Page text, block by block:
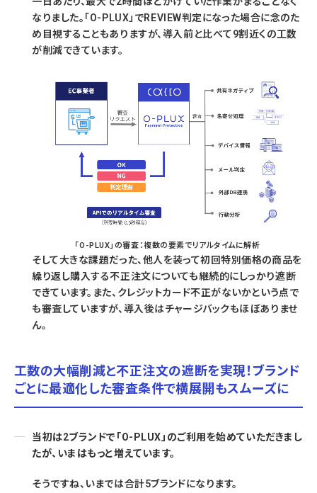
なりました。「O-PLUX」でREVIEW判定になった場合に念のた
め目視することもありますが、導入前と比べて9割近くの工数
が削減できています。
「O-PLUX」の審査：複数の要素でリアルタイムに解析
そして大きな課題だった、他人を装って初回特別価格の商品を
繰り返し購入する不正注文についても継続的にしっかり遮断
できています。また、クレジットカード不正がないかという点で
も審査していますが、導入後はチャージバックもほぼありませ
ん。
工数の大幅削減と不正注文の遮断を実現！ブランド
ごとに最適化した審査条件で横展開もスムーズに
当初は2ブランドで「O-PLUX」のご利用を始めていただきまし
たが、いまはもっと増えています。
そうですね、いまでは合計5ブランドになります。